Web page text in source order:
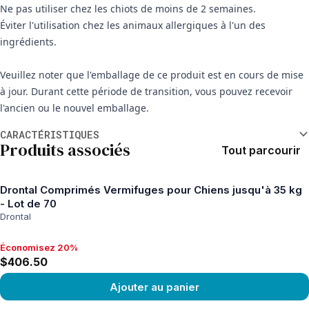
Ne pas utiliser chez les chiots de moins de 2 semaines.
Éviter l'utilisation chez les animaux allergiques à l'un des
ingrédients.
Veuillez noter que l'emballage de ce produit est en cours de mise
à jour. Durant cette période de transition, vous pouvez recevoir
l'ancien ou le nouvel emballage.
CARACTÉRISTIQUES
Produits associés Tout parcourir
Drontal Comprimés Vermifuges pour Chiens jusqu'à 35 kg
- Lot de 70
Drontal
Économisez 20%, $406.50
Économisez 20%
$406.50
Ajouter au panier